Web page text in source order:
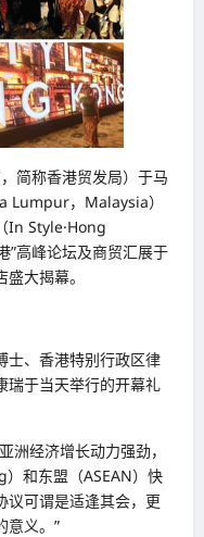
简称香港贸发局）于马
Lumpur，Malaysia）
In Style·Hong
”高峰论坛及商贸汇展于
大揭幕。
士、香港特别行政区律
瑞于当天举行的开幕礼
洲经济增长动力强劲，
和东盟（ASEAN）快
议可谓是适逢其会，更
意义。”